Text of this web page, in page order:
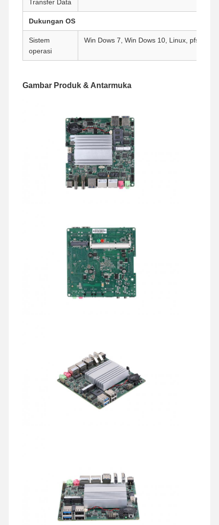
Motherboard Firewall
Transfer Data
Dukungan OS
Sistem
operasi
Win Dows 7, Win Dows 10, Linux, pfsense,
Gambar Produk & Antarmuka